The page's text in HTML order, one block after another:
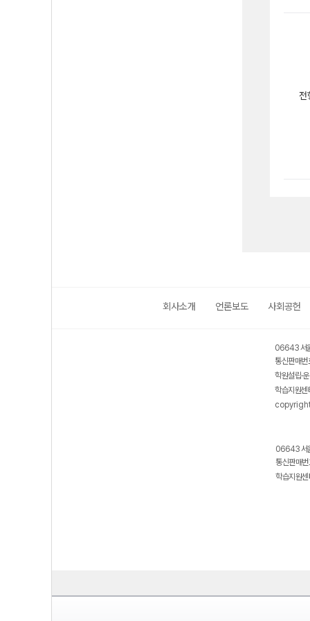
전
회사소개 언론보도 사회공헌
06643 서
통신판매
학원설립·
학습지원
06643 서
통신판매
학습지원